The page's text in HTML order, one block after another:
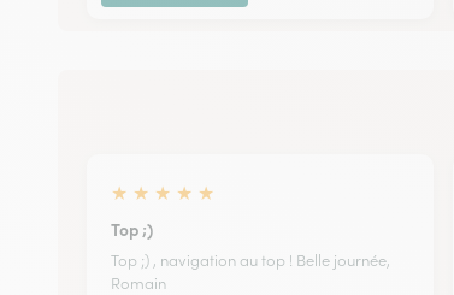
★ ★ ★ ★ ★
Top ;)
Top ;) , navigation au top ! Belle journée,
Romain